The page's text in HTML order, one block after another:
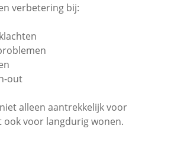
verbetering bij:
out
alleen aantrekkelijk voor
ook voor langdurig wonen.